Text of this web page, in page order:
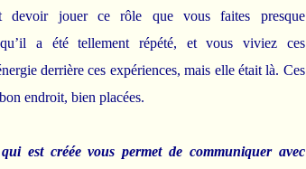
devoir jouer ce rôle que vous faites presque
a été tellement répété, et vous viviez ces
derrière ces expériences, mais elle était là. Ces
endroit, bien placées.
est créée vous permet de communiquer avec